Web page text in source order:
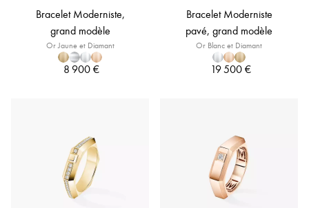
Bracelet Moderniste,
grand modèle
Or Jaune et Diamant
8 900 €
Bracelet Moderniste
pavé, grand modèle
Or Blanc et Diamant
19 500 €